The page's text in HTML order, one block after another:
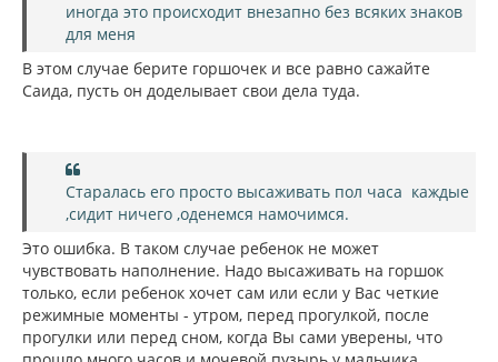
иногда это происходит внезапно без всяких знаков
для меня
В этом случае берите горшочек и все равно сажайте
Саида, пусть он доделывает свои дела туда.
Старалась его просто высаживать пол часа каждые
,сидит ничего ,оденемся намочимся.
Это ошибка. В таком случае ребенок не может
чувствовать наполнение. Надо высаживать на горшок
только, если ребенок хочет сам или если у Вас четкие
режимные моменты - утром, перед прогулкой, после
прогулки или перед сном, когда Вы сами уверены, что